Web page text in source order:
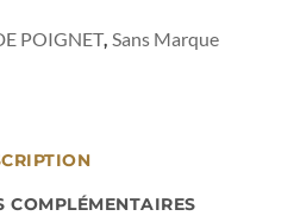
POIGNET, Sans Marque
COMPLÉMENTAIRES